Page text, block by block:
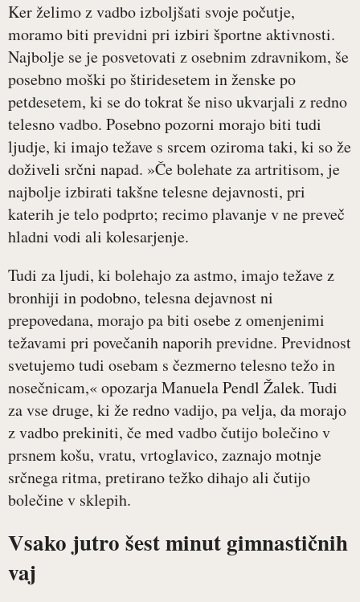
Ker želimo z vadbo izboljšati svoje počutje,
moramo biti previdni pri izbiri športne aktivnosti.
Najbolje se je posvetovati z osebnim zdravnikom, še
posebno moški po štiridesetem in ženske po
petdesetem, ki se do tokrat še niso ukvarjali z redno
telesno vadbo. Posebno pozorni morajo biti tudi
ljudje, ki imajo težave s srcem oziroma taki, ki so že
doživeli srčni napad. »Če bolehate za artritisom, je
najbolje izbirati takšne telesne dejavnosti, pri
katerih je telo podprto; recimo plavanje v ne preveč
hladni vodi ali kolesarjenje.
Tudi za ljudi, ki bolehajo za astmo, imajo težave z
bronhiji in podobno, telesna dejavnost ni
prepovedana, morajo pa biti osebe z omenjenimi
težavami pri povečanih naporih previdne. Previdnost
svetujemo tudi osebam s čezmerno telesno težo in
nosečnicam,« opozarja Manuela Pendl Žalek. Tudi
za vse druge, ki že redno vadijo, pa velja, da morajo
z vadbo prekiniti, če med vadbo čutijo bolečino v
prsnem košu, vratu, vrtoglavico, zaznajo motnje
srčnega ritma, pretirano težko dihajo ali čutijo
bolečine v sklepih.
Vsako jutro šest minut gimnastičnih
vaj